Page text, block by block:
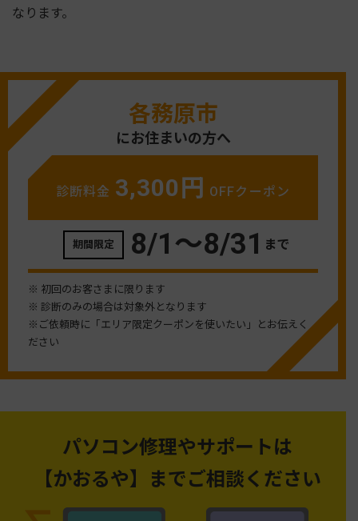
なります。
各務原市
にお住まいの方へ
診断料金 3,300円 OFFクーポン
期間限定 8/1〜8/31 まで
※ 初回のお客さまに限ります
※ 診断のみの場合は対象外となります
※ご依頼時に「エリア限定クーポンを使いたい」とお伝えく
ださい
パソコン修理やサポートは
【かおるや】までご相談ください